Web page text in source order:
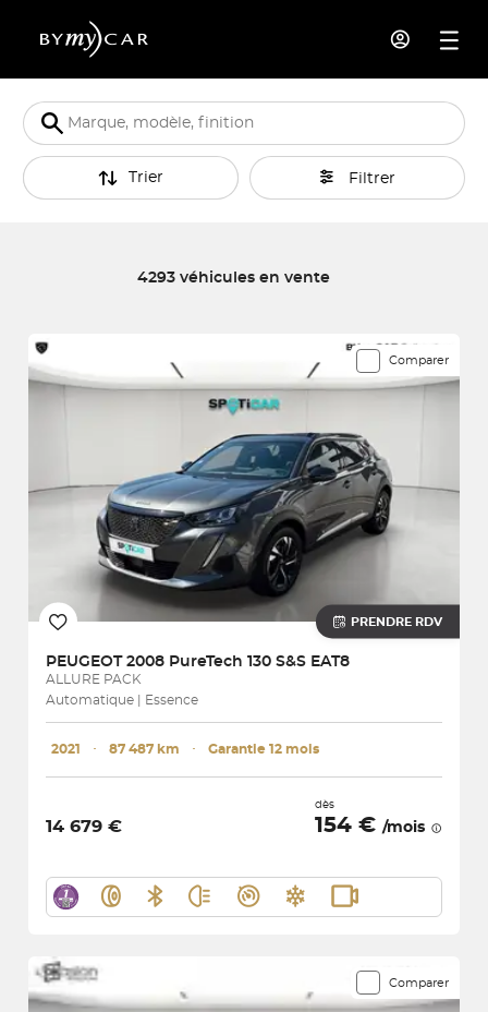
Trier Filtrer
4293 véhicules en vente
Comparer
PRENDRE RDV
PEUGEOT 2008 PureTech 130 S&S EAT8
ALLURE PACK
Automatique | Essence
2021 ･ 87 487 km ･ Garantie 12 mois
14 679 €
dès
154 € /mois
Comparer